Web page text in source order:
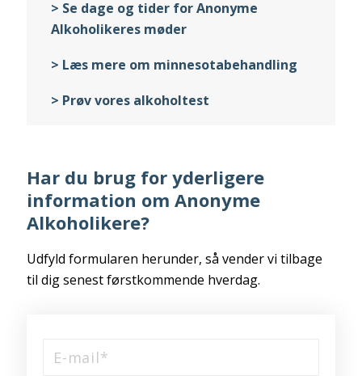
> Se dage og tider for Anonyme
Alkoholikeres møder
> Læs mere om minnesotabehandling
> Prøv vores alkoholtest
Har du brug for yderligere
information om Anonyme
Alkoholikere?
Udfyld formularen herunder, så vender vi tilbage
til dig senest førstkommende hverdag.